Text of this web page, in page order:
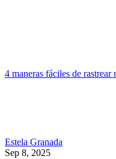
4 maneras fáciles de
Estela Granada
Sep 8, 2025